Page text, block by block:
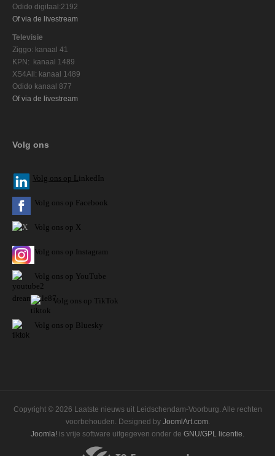
Odido digitaal:2192
Of via de livestream
Televisie
Ziggo: kanaal 41
KPN: kanaal 1489
XS4All: kanaal 1489
Odido kanaal 877
Of via de livestream
Volg ons
Volg ons op LinkedIn
Volg ons op Facebook
Volg ons op X
Volg ons op Instagram
Volg ons op YouTube
Volg ons op TikTok
Volg ons op Bluesky
Copyright © 2026 Laatste nieuws uit Leidschendam-Voorburg. Alle rechten
voorbehouden. Designed by JoomlArt.com.
Joomla! is vrije software uitgegeven onder de GNU/GPL licentie.